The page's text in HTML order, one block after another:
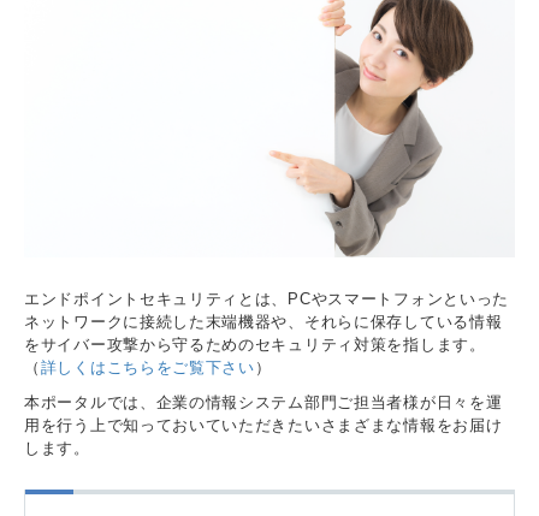
エンドポイントセキュリティとは、PCやスマートフォンといった
ネットワークに接続した末端機器や、それらに保存している情報
をサイバー攻撃から守るためのセキュリティ対策を指します。
（ 詳しくはこちらをご覧下さい ）
本ポータルでは、企業の情報システム部門ご担当者様が日々を運
用を行う上で知っておいていただきたいさまざまな情報をお届け
します。